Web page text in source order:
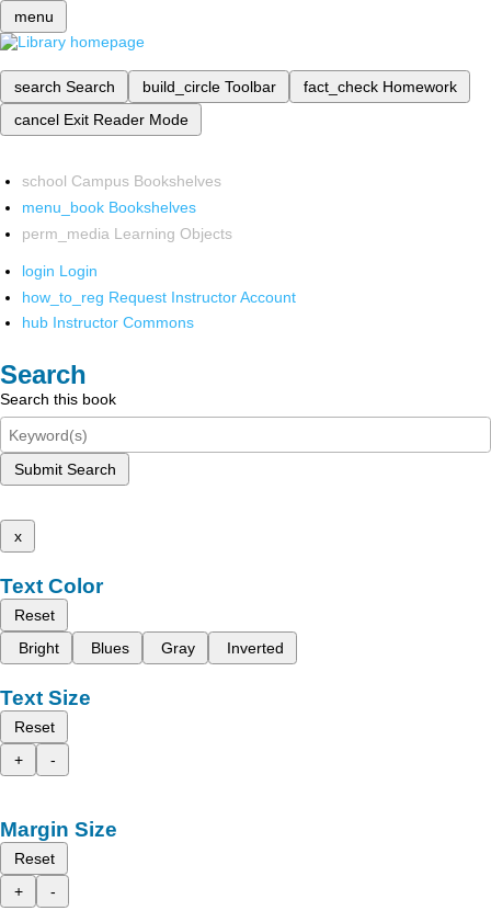
menu
search Search build_circle Toolbar fact_check Homework
cancel Exit Reader Mode
school Campus Bookshelves
menu_book Bookshelves
perm_media Learning Objects
login Login
how_to_reg Request Instructor Account
hub Instructor Commons
Search
Search this book
Submit Search
x
Text Color
Reset
Bright
Blues Gray Inverted
Text Size
Reset
+
-
Margin Size
Reset
+
-